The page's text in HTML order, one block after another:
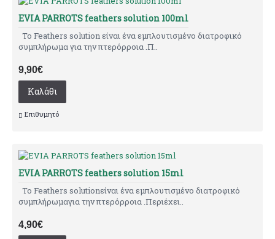
EVIA PARROTS feathers solution 100ml
Το Feathers solution είναι ένα εμπλουτισμένο διατροφικό
συμπλήρωμα για την πτερόρροια .Π..
9,90€
Καλάθι
Επιθυμητό
EVIA PARROTS feathers solution 15ml
Το Feathers solutionείναι ένα εμπλουτισμένο διατροφικό
συμπλήρωμαγια την πτερόρροια .Περιέχει..
4,90€